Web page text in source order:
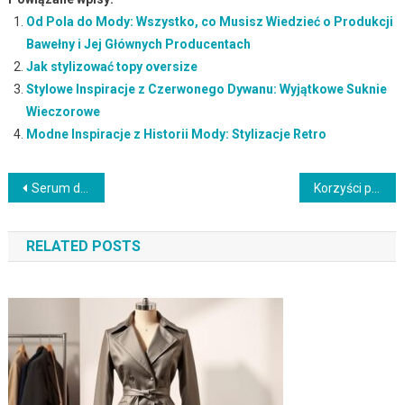
Od Pola do Mody: Wszystko, co Musisz Wiedzieć o Produkcji
Bawełny i Jej Głównych Producentach
Jak stylizować topy oversize
Stylowe Inspiracje z Czerwonego Dywanu: Wyjątkowe Suknie
Wieczorowe
Modne Inspiracje z Historii Mody: Stylizacje Retro
Nawigacja
wpisu
Serum do twarzy dla mężczyzn – klucz do młodzieńczego wyglądu
RELATED POSTS